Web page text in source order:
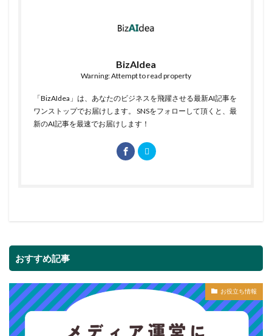
BizAIdea
Warning: Attempt to read property
「BizAIdea」は、あなたのビジネスを飛躍させる最新AI記事を
ワンストップでお届けします。 SNSをフォローして頂くと、最
新のAI記事を最速でお届けします！
おすすめ記事
お役立ち情報